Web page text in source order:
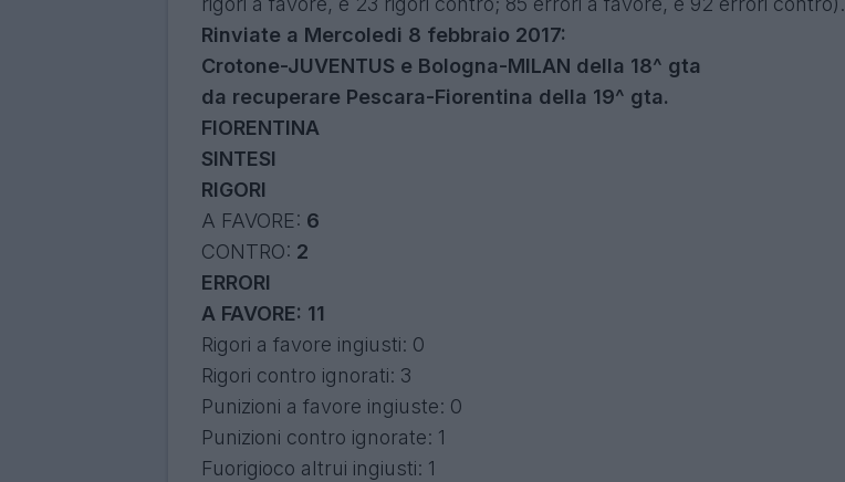
Rinviate a Mercoledi 8 febbraio 2017:
Crotone-JUVENTUS e Bologna-MILAN della 18^ gta
da recuperare Pescara-Fiorentina della 19^ gta.
FIORENTINA
SINTESI
RIGORI
A FAVORE: 6
CONTRO: 2
ERRORI
A FAVORE: 11
Rigori a favore ingiusti: 0
Rigori contro ignorati: 3
Punizioni a favore ingiuste: 0
Punizioni contro ignorate: 1
Fuorigioco altrui ingiusti: 1